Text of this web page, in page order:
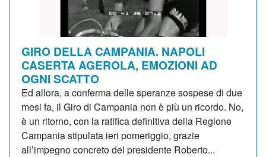
GIRO DELLA CAMPANIA. NAPOLI
CASERTA AGEROLA, EMOZIONI AD
OGNI SCATTO
Ed allora, a conferma delle speranze sospese di due
mesi fa, il Giro di Campania non è più un ricordo. No,
è un ritorno, con la ratifica definitiva della Regione
Campania stipulata ieri pomeriggio, grazie
all’impegno concreto del presidente Roberto...